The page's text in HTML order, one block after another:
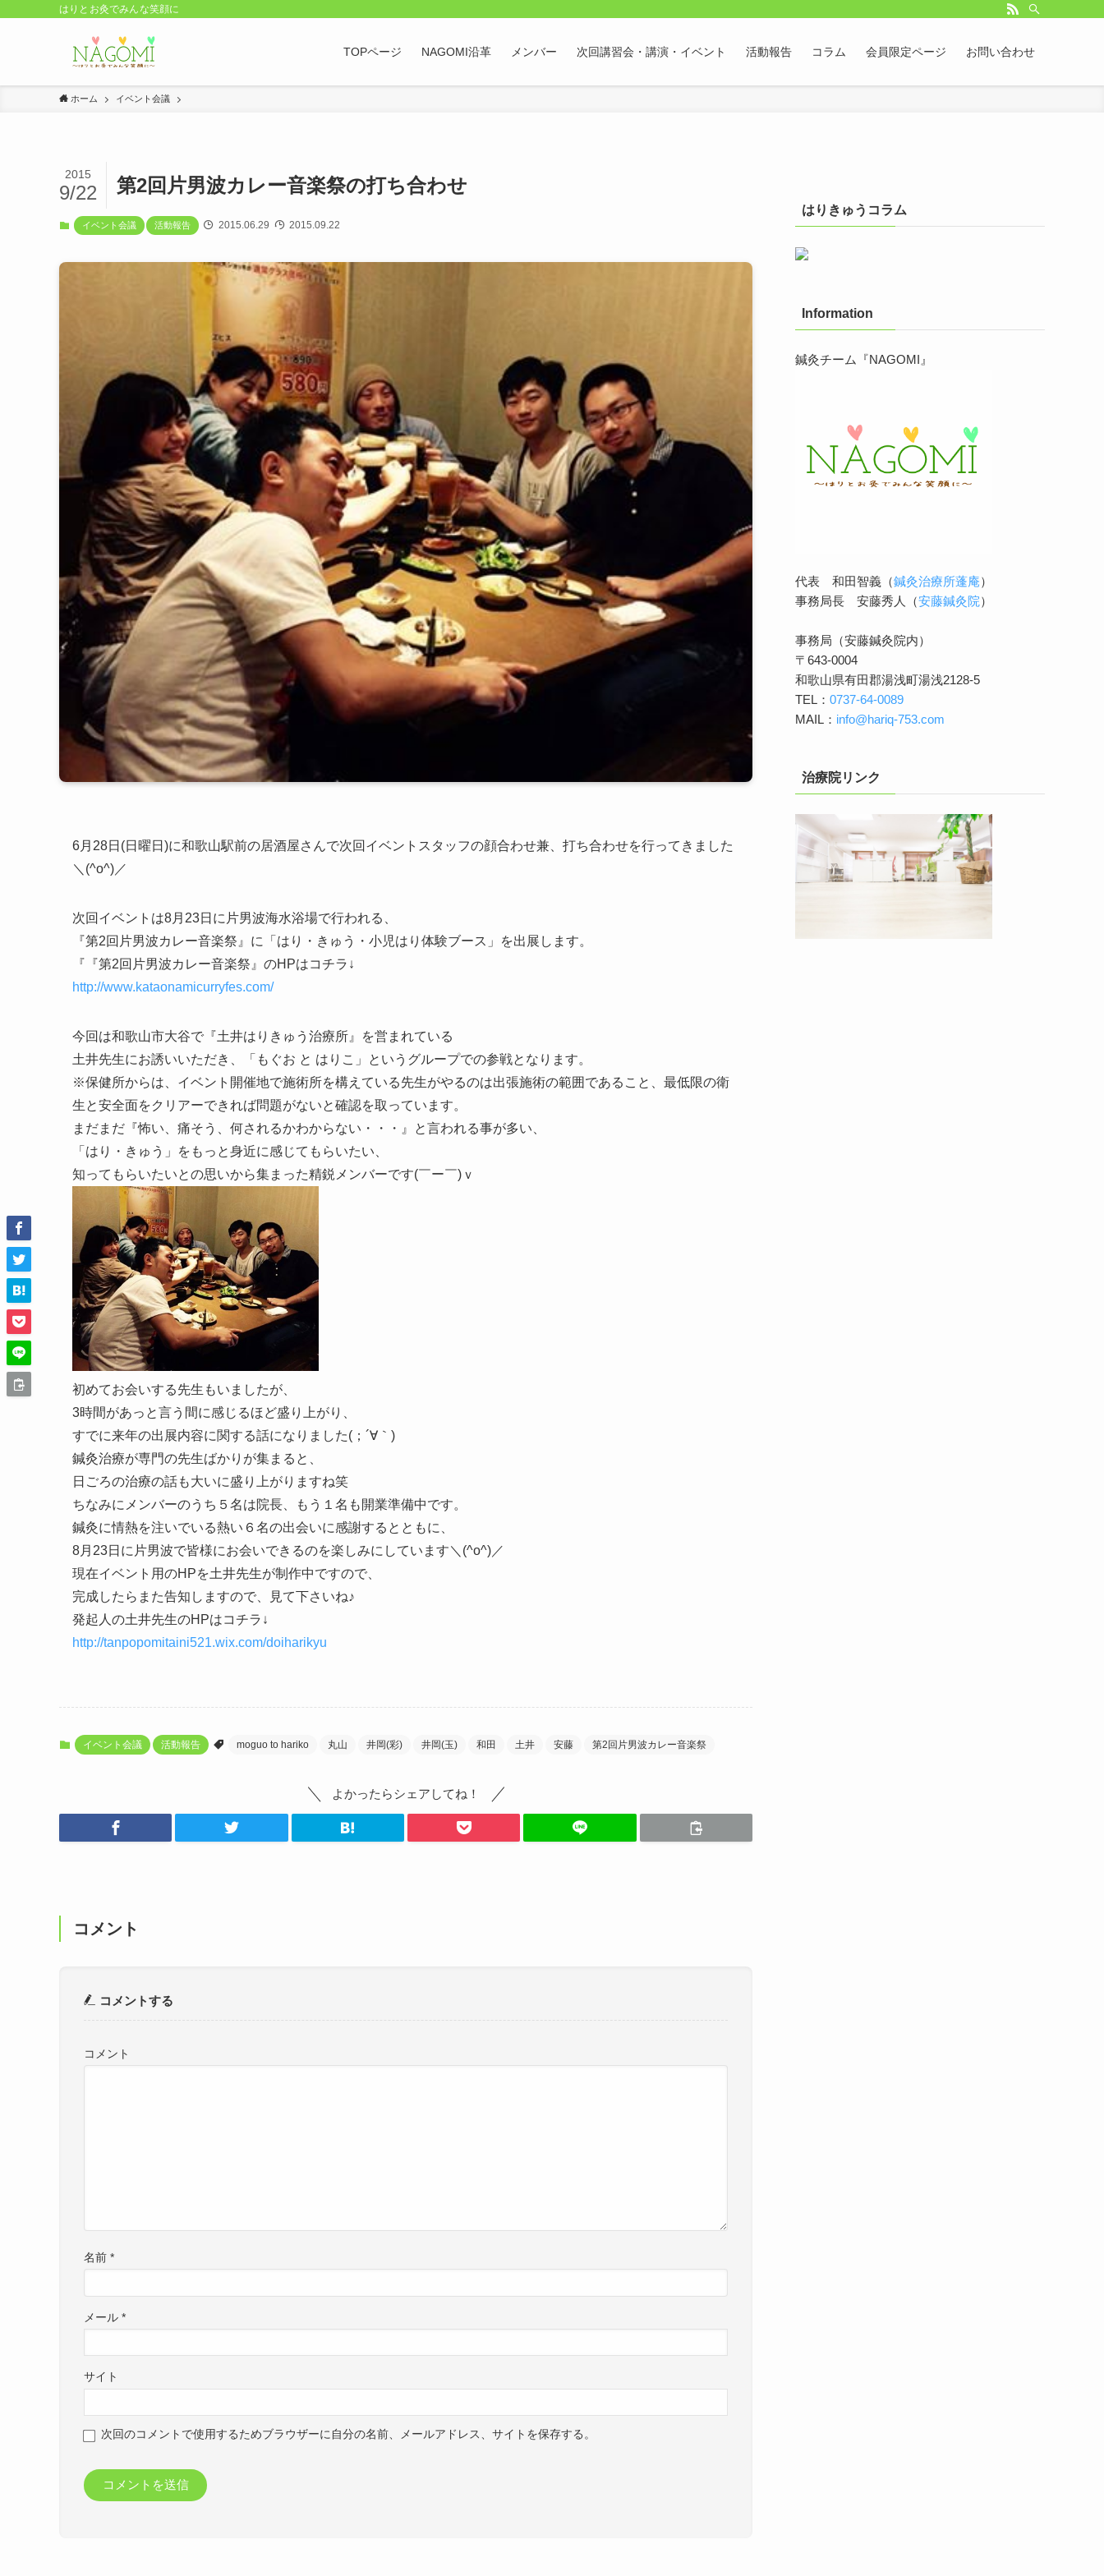
はりとお灸でみんな笑顔に
TOPページ NAGOMI沿革 メンバー 次回講習会・講演・イベント 活動報告 コラム 会員限定ページ お問い合わせ
ホーム イベント会議
第2回片男波カレー音楽祭の打ち合わせ
2015
9/22
イベント会議 活動報告 2015.06.29 2015.09.22
6月28日(日曜日)に和歌山駅前の居酒屋さんで次回イベントスタッフの顔合わせ兼、打ち合わせを行ってきました
＼(^o^)／
次回イベントは8月23日に片男波海水浴場で行われる、
『第2回片男波カレー音楽祭』に「はり・きゅう・小児はり体験ブース」を出展します。
『『第2回片男波カレー音楽祭』のHPはコチラ↓
http://www.kataonamicurryfes.com/
今回は和歌山市大谷で『土井はりきゅう治療所』を営まれている
土井先生にお誘いいただき、「もぐお と はりこ」というグループでの参戦となります。
※保健所からは、イベント開催地で施術所を構えている先生がやるのは出張施術の範囲であること、最低限の衛
生と安全面をクリアーできれば問題がないと確認を取っています。
まだまだ『怖い、痛そう、何されるかわからない・・・』と言われる事が多い、
「はり・きゅう」をもっと身近に感じてもらいたい、
知ってもらいたいとの思いから集まった精鋭メンバーです(￣ー￣)ｖ
初めてお会いする先生もいましたが、
3時間があっと言う間に感じるほど盛り上がり、
すでに来年の出展内容に関する話になりました(；´∀｀)
鍼灸治療が専門の先生ばかりが集まると、
日ごろの治療の話も大いに盛り上がりますね笑
ちなみにメンバーのうち５名は院長、もう１名も開業準備中です。
鍼灸に情熱を注いでいる熱い６名の出会いに感謝するとともに、
8月23日に片男波で皆様にお会いできるのを楽しみにしています＼(^o^)／
現在イベント用のHPを土井先生が制作中ですので、
完成したらまた告知しますので、見て下さいね♪
発起人の土井先生のHPはコチラ↓
http://tanpopomitaini521.wix.com/doiharikyu
イベント会議 活動報告 moguo to hariko 丸山 井岡(彩) 井岡(玉) 和田 土井 安藤 第2回片男波カレー音楽祭
よかったらシェアしてね！
コメント
コメントする
コメント
名前 *
メール *
サイト
次回のコメントで使用するためブラウザーに自分の名前、メールアドレス、サイトを保存する。
はりきゅうコラム
Information
鍼灸チーム『NAGOMI』
代表 和田智義（鍼灸治療所蓬庵）
事務局長 安藤秀人（安藤鍼灸院）
事務局（安藤鍼灸院内）
〒643-0004
和歌山県有田郡湯浅町湯浅2128-5
TEL： 0737-64-0089
MAIL： info@hariq-753.com
治療院リンク